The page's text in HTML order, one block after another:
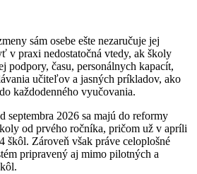
sám osebe ešte nezaručuje jej
v praxi nedostatočná vtedy, ak školy
podpory, času, personálnych kapacít,
učiteľov a jasných príkladov, ako
každodenného vyučovania.
septembra 2026 sa majú do reformy
od prvého ročníka, pričom už v apríli
škôl. Zároveň však práve celoplošné
pripravený aj mimo pilotných a